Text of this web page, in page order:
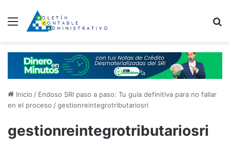
Menú
Inicio / Endoso SRI paso a paso: Tu guía definitiva para no fallar
en el proceso /gestionreintegrotributariosri
gestionreintegrotributariosri